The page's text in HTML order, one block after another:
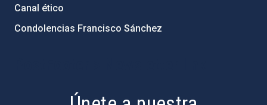
Canal ético
Condolencias Francisco Sánchez